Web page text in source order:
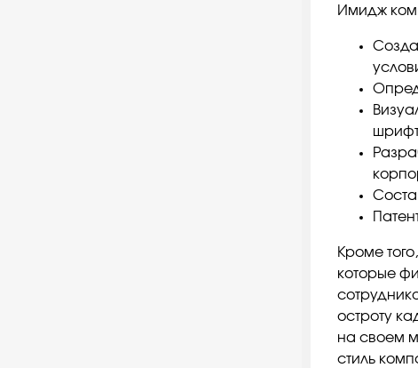
Имидж
Кроме
которые
остроту
на своем
стиль